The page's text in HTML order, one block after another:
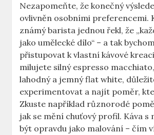
Nezapomeňte, že konečný
ovlivněn osobními preferencemi.
známý barista jednou řekl, že
jako umělecké dílo“ – a tak
přistupovat k vlastní kávové
milujete silný espresso
lahodný a jemný flat white,
experimentovat a najít poměr,
Zkuste například různorodé
jak se mění chuťový profil. Káva s
být opravdu jako malování – čím